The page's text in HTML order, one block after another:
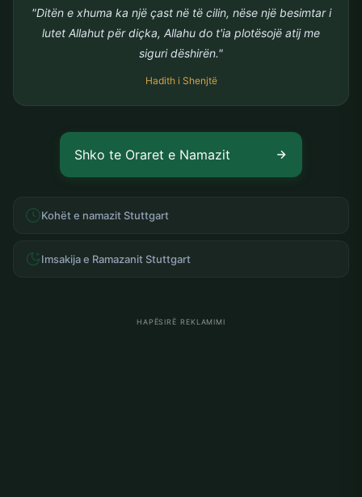
"Ditën e xhuma ka një çast në të cilin, nëse një besimtar i
lutet Allahut për diçka, Allahu do t'ia plotësojë atij me
siguri dëshirën."
Hadith i Shenjtë
Shko te Oraret e Namazit
Kohët e namazit Stuttgart
Imsakija e Ramazanit Stuttgart
HAPËSIRË REKLAMIMI